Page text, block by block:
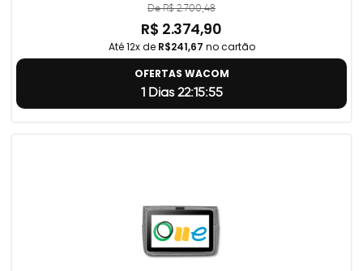
De R$ 2.700,48
R$ 2.374,90
Até 12x de R$241,67 no cartão
OFERTAS WACOM
1 Dias 22:15:55